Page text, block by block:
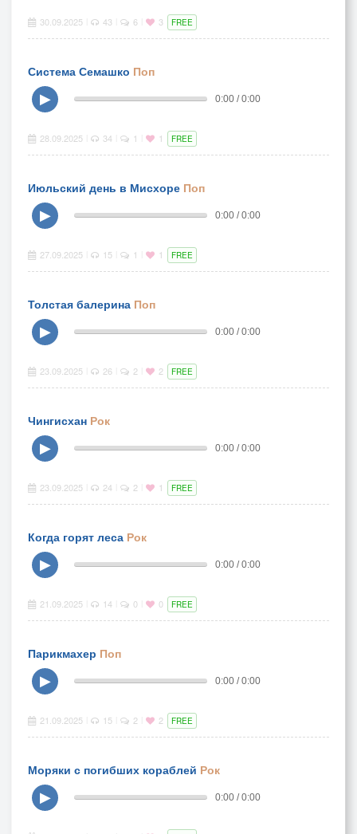
30.09.2025 43 6 3 FREE
Система Семашко Поп
▶
0:00 / 0:00
28.09.2025 34 1 1 FREE
Июльский день в Мисхоре Поп
▶
0:00 / 0:00
27.09.2025 15 1 1 FREE
Толстая балерина Поп
▶
0:00 / 0:00
23.09.2025 26 2 2 FREE
Чингисхан Рок
▶
0:00 / 0:00
23.09.2025 24 2 1 FREE
Когда горят леса Рок
▶
0:00 / 0:00
21.09.2025 14 0 0 FREE
Парикмахер Поп
▶
0:00 / 0:00
21.09.2025 15 2 2 FREE
Моряки с погибших кораблей Рок
▶
0:00 / 0:00